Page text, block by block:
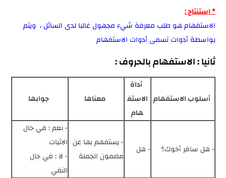
* استنتاج :
الاستفهام هو طلب معرفة شيء مجهول غالبا لدى السائل ، ويتم
بواسطة أدوات تسمى أدوات الاستفهام
ثانيا : الاستفهام بالحروف :
أسلوب الاستفهام
أداة
الاستف
هام
معناها جوابها
- هل سافر أخوك؟ - هل
- يستفهم بها عن
مضمون الجملة
- نعم : في حال
الاثبات
- لا : في حال
النفي